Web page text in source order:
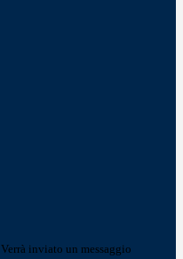
Verrà inviato un messaggio